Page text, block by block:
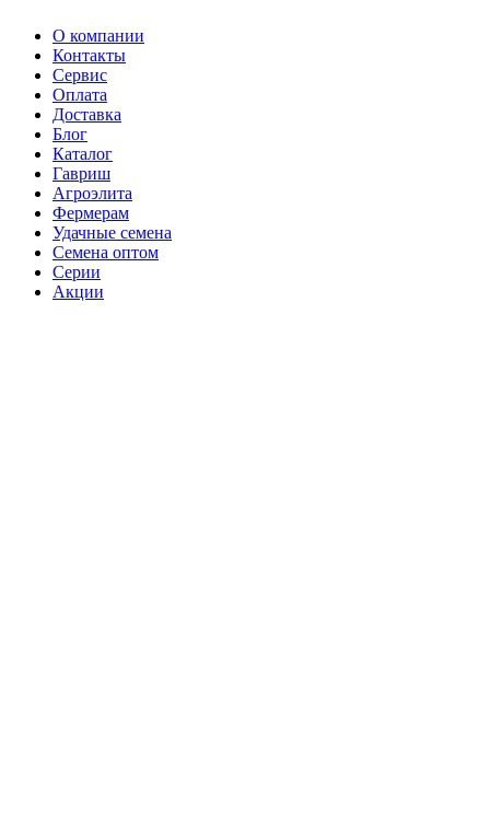
О компании
Контакты
Сервис
Оплата
Доставка
Блог
Каталог
Гавриш
Агроэлита
Фермерам
Удачные семена
Семена оптом
Серии
Акции